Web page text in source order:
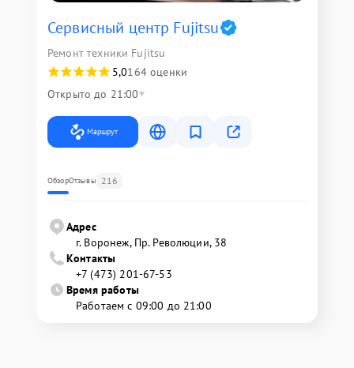
Сервисный центр Fujitsu
Ремонт техники Fujitsu
5,0164 оценки
Открыто до 21:00
Маршрут
ОбзорОтзывы 216
Адрес
г. Воронеж, Пр. Революции, 38
Контакты
+7 (473) 201-67-53
Время работы
Работаем с 09:00 до 21:00